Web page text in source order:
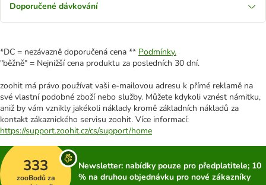
Doporučené dávkování
*DC = nezávazně doporučená cena ** Podmínky.
"běžně" = Nejnižší cena produktu za posledních 30 dní.
zoohit má právo používat vaši e-mailovou adresu k přímé reklamě na
své vlastní podobné zboží nebo služby. Můžete kdykoli vznést námitku,
aniž by vám vznikly jakékoli náklady kromě základních nákladů za
kontakt zákaznického servisu zoohit. Více informací:
https://support.zoohit.cz/cs/support/home
333
zooBodů za
Newsletter: nabídky pouze pro předplatitele; 10
% na druhou objednávku pro nové zákazníky